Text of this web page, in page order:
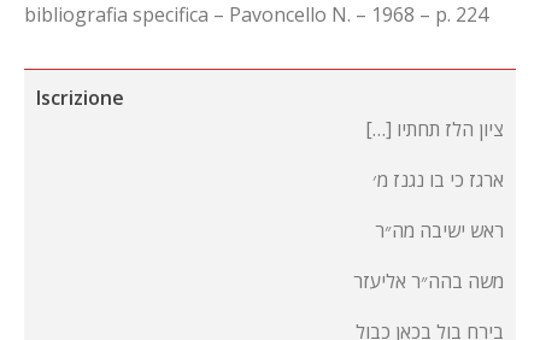
bibliografia specifica – Pavoncello N. – 1968 – p. 224
Iscrizione
[…] ציון הלז תחתיו
ארגז כי בו נגנז מ׳
ראש ישיבה מה״ר
משה בהה״ר אליעזר
בירח בול בכאן כבול